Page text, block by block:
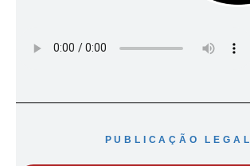
PUBLICAÇÃO LEGAL